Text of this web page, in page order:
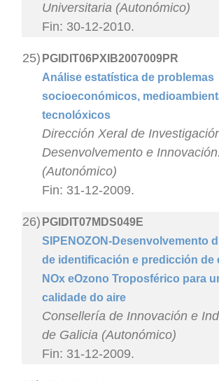
Universitaria (Autonómico)
Fin: 30-12-2010.
25) PGIDIT06PXIB2007009PR
Análise estatística de problemas
socioeconómicos,
tecnolóxicos
Dirección Xeral de
Desenvolvemento e Innovación.
(Autonómico)
Fin: 31-12-2009.
26) PGIDIT07MDS049E
SIPENOZON-Desenvolvemento
de identificación e predicción de
NOx eOzono Troposférico para
calidade do aire
Consellería de Innovación e
de Galicia (Autonómico)
Fin: 31-12-2009.